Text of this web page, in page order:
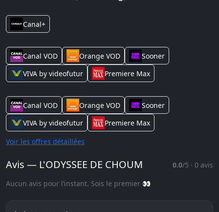
Canal+
Canal VOD
Orange VOD
Sooner
VIVA by videofutur
Premiere Max
Canal VOD
Orange VOD
Sooner
VIVA by videofutur
Premiere Max
Voir les offres détaillées
Avis — L'ODYSSEE DE CHOUM 0.0/5 · 0 avis
Aucun avis pour l’instant. Sois le premier 👀